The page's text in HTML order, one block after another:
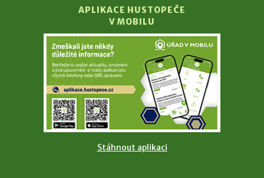
APLIKACE HUSTOPEČE
V MOBILU
Stáhnout aplikaci